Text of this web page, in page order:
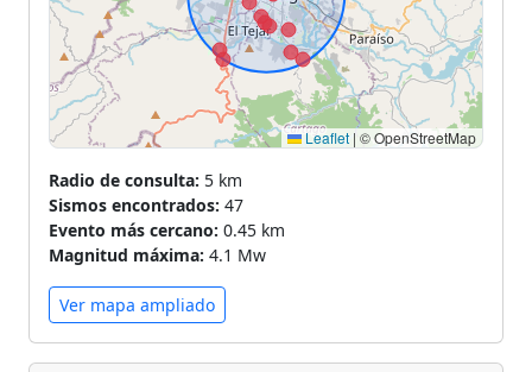
Leaflet | © OpenStreetMap
Radio de consulta: 5 km
Sismos encontrados: 47
Evento más cercano: 0.45 km
Magnitud máxima: 4.1 Mw
Ver mapa ampliado